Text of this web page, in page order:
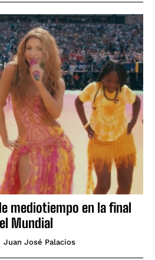
mediotiempo en la final
Mundial
Juan José Palacios